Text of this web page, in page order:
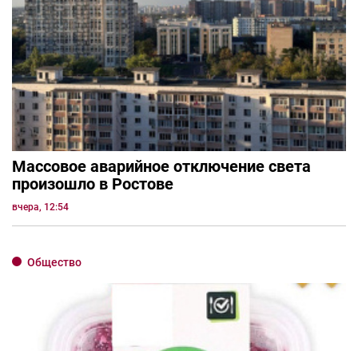
Массовое аварийное отключение света
произошло в Ростове
вчера, 12:54
Общество